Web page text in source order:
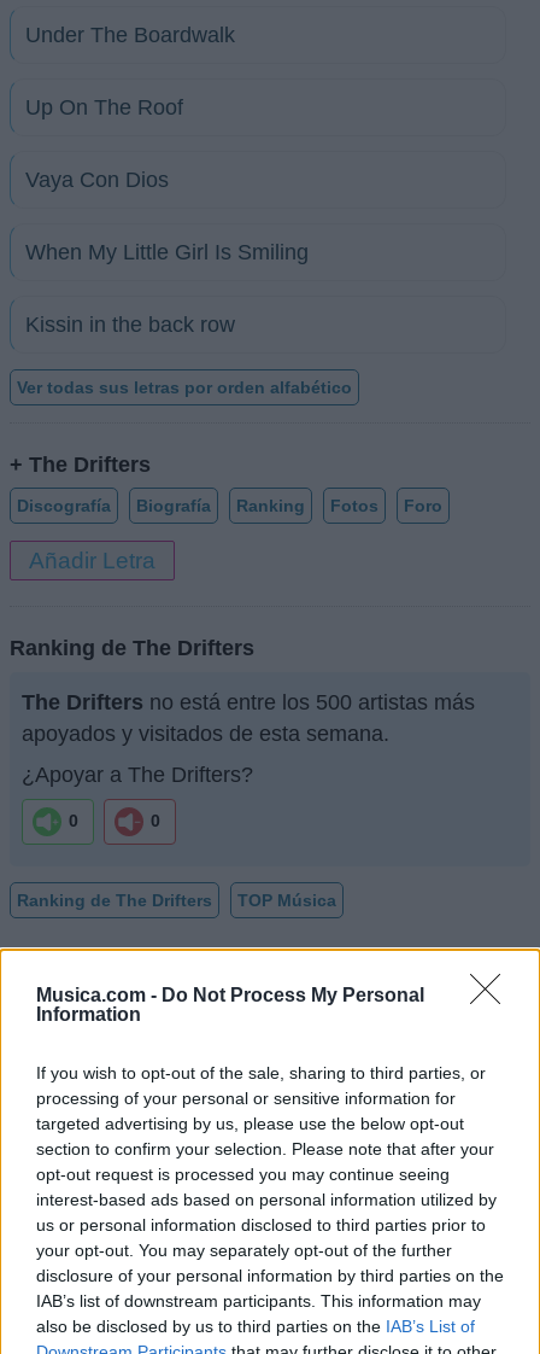
Musica.com - Do Not Process My Personal
Information
If you wish to opt-out of the sale, sharing to third parties, or
processing of your personal or sensitive information for
targeted advertising by us, please use the below opt-out
section to confirm your selection. Please note that after your
opt-out request is processed you may continue seeing
interest-based ads based on personal information utilized by
us or personal information disclosed to third parties prior to
your opt-out. You may separately opt-out of the further
disclosure of your personal information by third parties on the
IAB’s list of downstream participants. This information may
also be disclosed by us to third parties on the IAB’s List of
Under The Boardwalk
Up On The Roof
Vaya Con Dios
When My Little Girl Is Smiling
Kissin in the back row
Ver todas sus letras por orden alfabético
+ The Drifters
Discografía Biografía Ranking Fotos Foro
Añadir Letra
Ranking de The Drifters
The Drifters no está entre los 500 artistas más
apoyados y visitados de esta semana.
¿Apoyar a The Drifters?
0 0
Ranking de The Drifters TOP Música